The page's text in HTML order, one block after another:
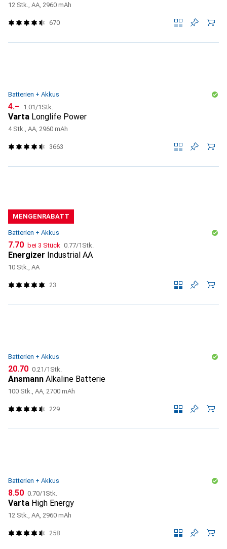
12 Stk., AA, 2960 mAh
670
Batterien + Akkus
CHF
4.– CHF
1.01/1Stk.
Varta Longlife Power
4 Stk., AA, 2960 mAh
3663
MENGENRABATT
Batterien + Akkus
CHF
7.70 bei 3 Stück CHF
0.77/1Stk.
Energizer Industrial AA
10 Stk., AA
23
Batterien + Akkus
CHF
20.70 CHF
0.21/1Stk.
Ansmann Alkaline Batterie
100 Stk., AA, 2700 mAh
229
Batterien + Akkus
CHF
8.50 CHF
0.70/1Stk.
Varta High Energy
12 Stk., AA, 2960 mAh
258